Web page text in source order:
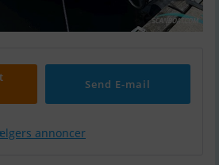
Send E-mail
annoncer